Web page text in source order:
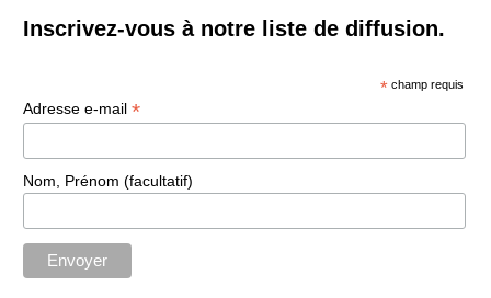
Inscrivez-vous à notre liste de diffusion.
* champ requis
Adresse e-mail *
Nom, Prénom (facultatif)